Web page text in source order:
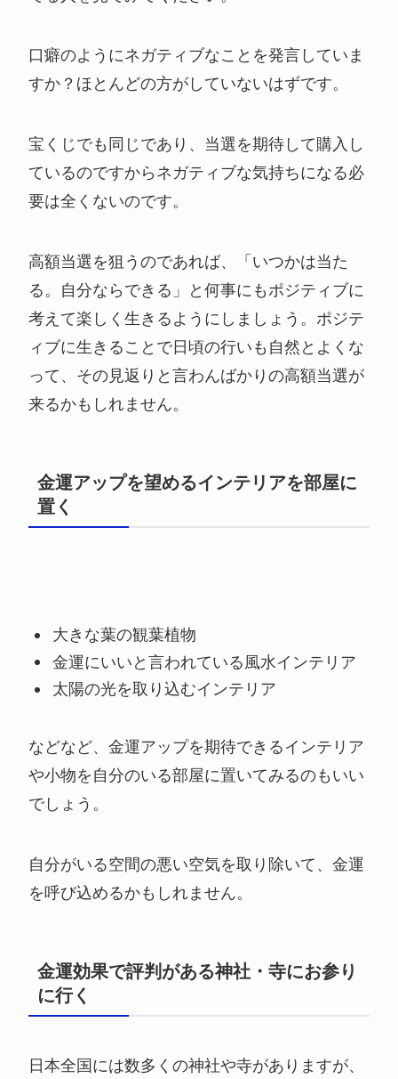
口癖のようにネガティブなことを発言していま
すか？ほとんどの方がしていないはずです。
宝くじでも同じであり、当選を期待して購入し
ているのですからネガティブな気持ちになる必
要は全くないのです。
高額当選を狙うのであれば、「いつかは当た
る。自分ならできる」と何事にもポジティブに
考えて楽しく生きるようにしましょう。ポジテ
ィブに生きることで日頃の行いも自然とよくな
って、その見返りと言わんばかりの高額当選が
来るかもしれません。
金運アップを望めるインテリアを部屋に
置く
大きな葉の観葉植物
金運にいいと言われている風水インテリア
太陽の光を取り込むインテリア
などなど、金運アップを期待できるインテリア
や小物を自分のいる部屋に置いてみるのもいい
でしょう。
自分がいる空間の悪い空気を取り除いて、金運
を呼び込めるかもしれません。
金運効果で評判がある神社・寺にお参り
に行く
日本全国には数多くの神社や寺がありますが、